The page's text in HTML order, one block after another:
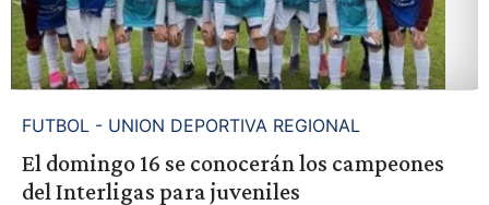
FUTBOL - UNION DEPORTIVA REGIONAL
El domingo 16 se conocerán los campeones
del Interligas para juveniles